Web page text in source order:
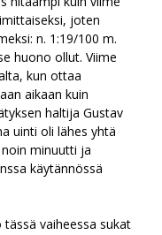
joten
n. 1:19/100 m.
huono ollut. Viime
kun ottaa
aikaan kuin
haltija Gustav
uinti oli lähes yhtä
minuutti ja
käytännössä
vaiheessa sukat